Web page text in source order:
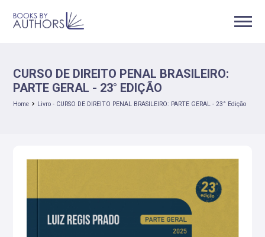
CURSO DE DIREITO PENAL BRASILEIRO:
PARTE GERAL - 23° EDIÇÃO
Home Livro - CURSO DE DIREITO PENAL BRASILEIRO: PARTE GERAL - 23° Edição